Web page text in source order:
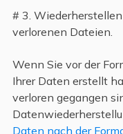
# 3.
verlorenen Dateien.
Wenn Sie vor der
Ihrer Daten erstellt
verloren gegangen
Daten nach der